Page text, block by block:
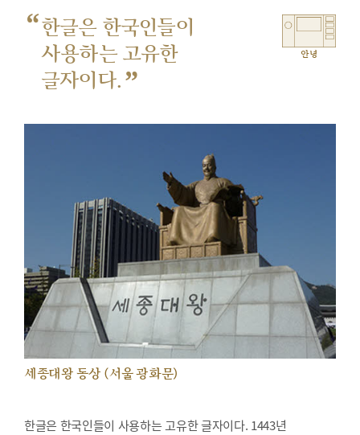
“한글은 한국인들이
사용하는 고유한
글자이다. ”
안녕
세종대왕 동상 (서울 광화문)
한글은 한국인들이 사용하는 고유한 글자이다. 1443년